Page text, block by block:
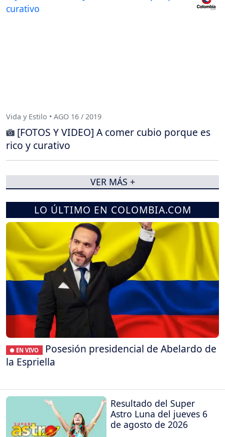
LO ÚLTIMO EN COLOMBIA.COM
● EN VIVO
Posesión presidencial de Abelardo de
la Espriella
Resultado del Super
Astro Luna del jueves 6
de agosto de 2026
Vida y Estilo • AGO 16 / 2019
[FOTOS Y VIDEO] A comer cubio porque es
rico y curativo
VER MÁS +